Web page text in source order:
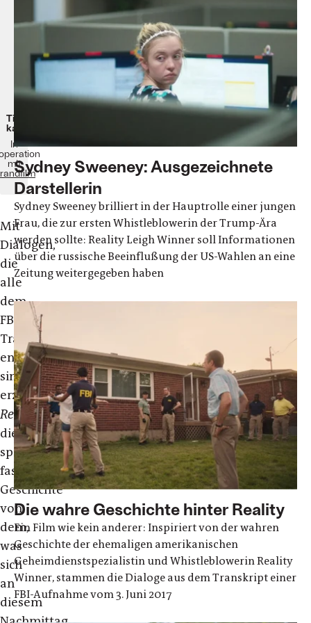
2023
im
Kino!
Tickets
kaufen
In
mit
Mit
Dialogen,
die
alle
dem
FBI-
Transkript
entnommen
sind,
erzählt
Reality
die
spannende,
faszinierende
Geschichte
von
dem,
was
sich
an
diesem
Sydney Sweeney: Ausgezeichnete
Darstellerin
Sydney Sweeney brilliert in der Hauptrolle einer jungen
Frau, die zur ersten Whistleblowerin der Trump-Ära
werden sollte: Reality Leigh Winner soll Informationen
über die russische Beeinflußung der US-Wahlen an eine
Zeitung weitergegeben haben
Die wahre Geschichte hinter Reality
Ein Film wie kein anderer: Inspiriert von der wahren
Geschichte der ehemaligen amerikanischen
Geheimdienstspezialistin und Whistleblowerin Reality
Winner, stammen die Dialoge aus dem Transkript einer
FBI-Aufnahme vom 3. Juni 2017